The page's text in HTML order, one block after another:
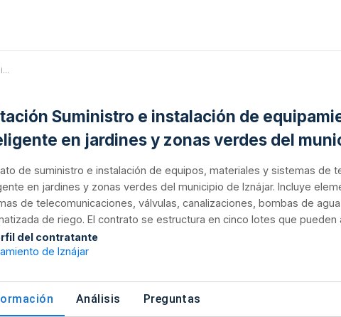
Suministro e instalación de
en jardines y zonas verdes del
de suministro e instalación de equipos, materiales y sistemas de
en jardines y zonas verdes del municipio de Iznájar. Incluye
de telecomunicaciones, válvulas, canalizaciones, bombas de
de riego. El contrato se estructura en cinco lotes que
del contratante
de Iznájar
Análisis Preguntas